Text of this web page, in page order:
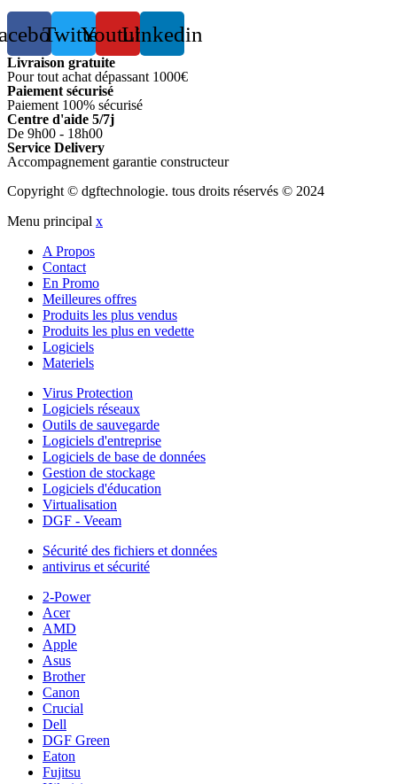
TwitterYoutubeLinkedin
Livraison gratuite
Pour tout achat dépassant 1000€
Paiement sécurisé
Paiement 100% sécurisé
Centre d'aide 5/7j
De 9h00 - 18h00
Service Delivery
Accompagnement garantie constructeur
Copyright © dgftechnologie. tous droits réservés © 2024
Menu principal x
A Propos
Contact
En Promo
Meilleures offres
Produits les plus vendus
Produits les plus en vedette
Logiciels
Materiels
Virus Protection
Logiciels réseaux
Outils de sauvegarde
Logiciels d'entreprise
Logiciels de base de données
Gestion de stockage
Logiciels d'éducation
Virtualisation
DGF - Veeam
Sécurité des fichiers et données
antivirus et sécurité
2-Power
Acer
AMD
Apple
Asus
Brother
Canon
Crucial
Dell
DGF Green
Eaton
Fujitsu